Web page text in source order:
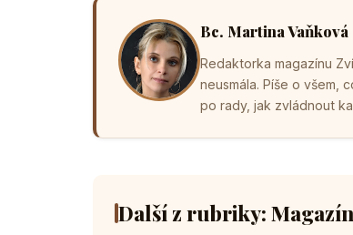
Bc. Martina Vaňková
Redaktorka magazínu
neusmála. Píše o všem,
po rady, jak zvládnout
Další z rubriky: